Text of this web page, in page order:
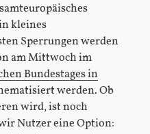
kleines
Sperrungen werden
am Mittwoch im
Bundestages in
werden. Ob
wird, ist noch
Nutzer eine Option: